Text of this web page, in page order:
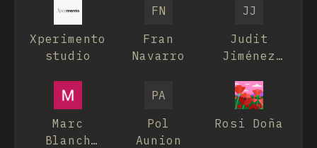
Xperimento
studio
FN
Fran
Navarro
JJ
Judit
Jiménez
Marc
Blanch
PA
Pol
Aunion
Rosi Doña